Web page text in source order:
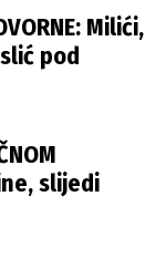
Milići,
pod
slijedi